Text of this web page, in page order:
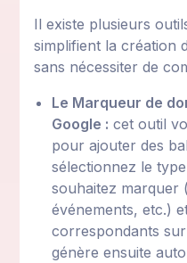
Il existe plusieurs
simplifient la création
sans nécessiter de
Le Marqueur de
Google : cet outil
pour ajouter des
sélectionnez le
souhaitez marquer
événements, etc.)
correspondants
génère ensuite